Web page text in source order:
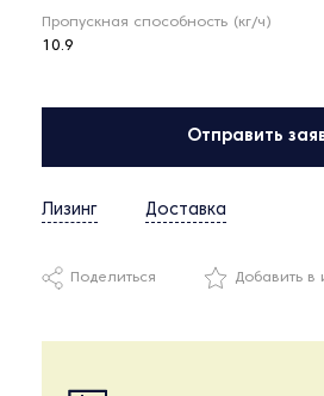
Пропускная способность (кг/ч)
10.9
Отправить
Лизинг Доставка
Поделиться Добавить в